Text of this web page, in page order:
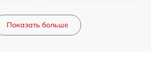
Показать больше